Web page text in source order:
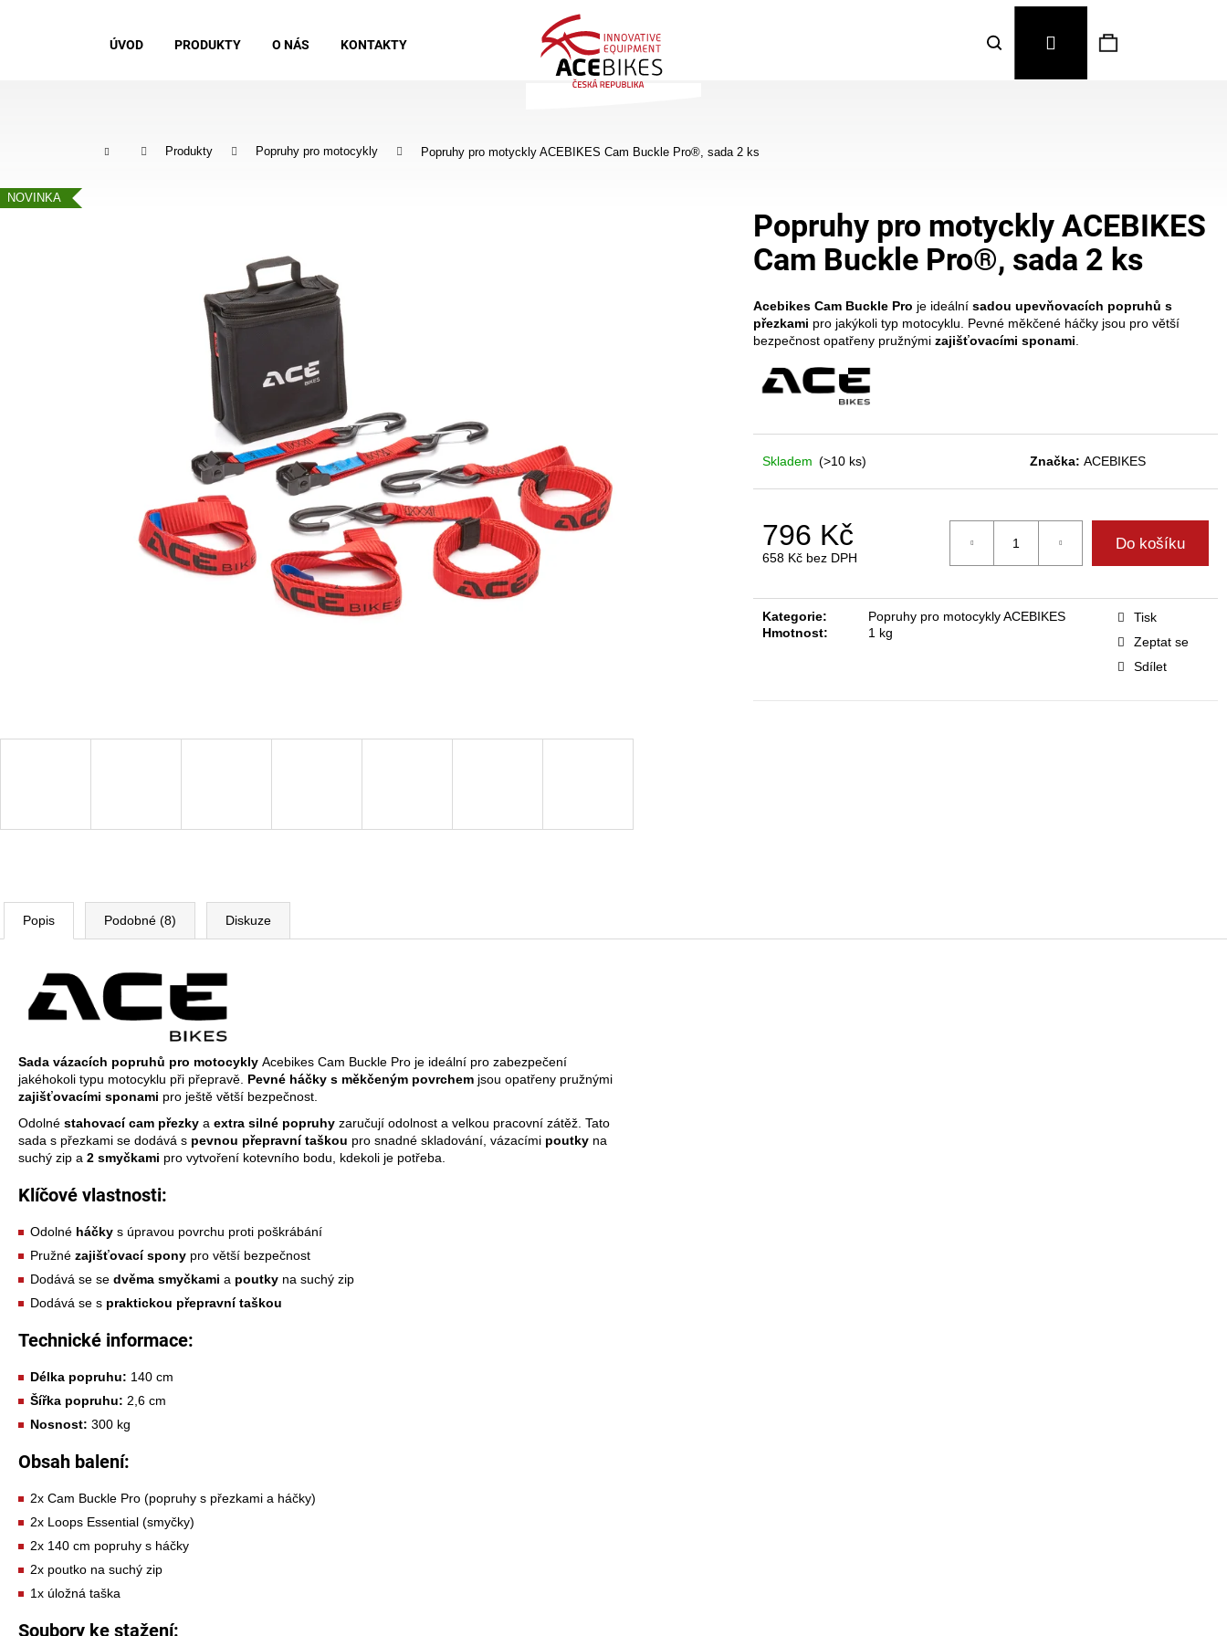
ÚVOD PRODUKTY O NÁS KONTAKTY Hledat PřihlášeníNákupní
Domů Produkty Popruhy pro motocykly Popruhy pro motyckly ACEBIKES Cam Buckle Pro®, sada 2 ks
Popruhy pro motyckly ACEBIKES
Cam Buckle Pro®, sada 2 ks
Acebikes Cam Buckle Pro je ideální sadou upevňovacích popruhů s
přezkami pro jakýkoli typ motocyklu. Pevné měkčené háčky jsou pro větší
bezpečnost opatřeny pružnými zajišťovacími sponami
Skladem (>10 ks) Značka: ACEBIKES
796 Kč
658 Kč bez DPH
cena:
Do košíku
Kategorie:
Popruhy pro motocykly ACEBIKES
Hmotnost: 1 kg
Tisk
Zeptat se
Sdílet
NOVINKA
Popis Podobné (8) Diskuze
Sada vázacích popruhů pro motocykly Acebikes Cam Buckle Pro je ideální pro zabezpečení
jakéhokoli typu motocyklu při přepravě. Pevné háčky s měkčeným povrchem jsou opatřeny pružnými
zajišťovacími sponami pro ještě větší bezpečnost.
Odolné stahovací cam přezky a extra silné popruhy zaručují odolnost a velkou pracovní zátěž. Tato
sada s přezkami se dodává s pevnou přepravní taškou pro snadné skladování, vázacími poutky na
suchý zip a 2 smyčkami pro vytvoření kotevního bodu, kdekoli je potřeba.
Klíčové vlastnosti:
Odolné háčky s úpravou povrchu proti poškrábání
Pružné zajišťovací spony pro větší bezpečnost
Dodává se se dvěma smyčkami a poutky na suchý zip
Dodává se s praktickou přepravní taškou
Technické informace:
Délka popruhu: 140 cm
Šířka popruhu: 2,6 cm
Nosnost: 300 kg
Obsah balení:
2x Cam Buckle Pro (popruhy s přezkami a háčky)
2x Loops Essential (smyčky)
2x 140 cm popruhy s háčky
2x poutko na suchý zip
1x úložná taška
Soubory ke stažení:
tyrefix ratchets®, ráčny k popruhu
acebikes loops premium® - popruhy
pro uchycení motocyklu
650 Kč
upevňovací háky acebikes multihook®
277 Kč